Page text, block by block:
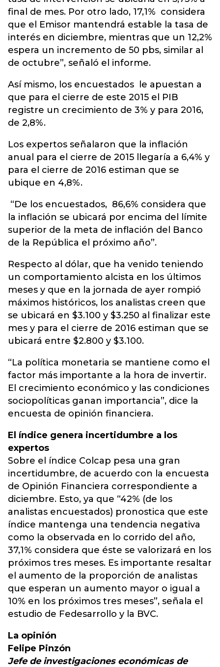
final de mes. Por otro lado, 17,1% considera
que el Emisor mantendrá estable la tasa de
interés en diciembre, mientras que un 12,2%
espera un incremento de 50 pbs, similar al
de octubre”, señaló el informe.
Así mismo, los encuestados le apuestan a
que para el cierre de este 2015 el PIB
registre un crecimiento de 3% y para 2016,
de 2,8%.
Los expertos señalaron que la inflación
anual para el cierre de 2015 llegaría a 6,4% y
para el cierre de 2016 estiman que se
ubique en 4,8%.
“De los encuestados, 86,6% considera que
la inflación se ubicará por encima del límite
superior de la meta de inflación del Banco
de la República el próximo año”.
Respecto al dólar, que ha venido teniendo
un comportamiento alcista en los últimos
meses y que en la jornada de ayer rompió
máximos históricos, los analistas creen que
se ubicará en $3.100 y $3.250 al finalizar este
mes y para el cierre de 2016 estiman que se
ubicará entre $2.800 y $3.100.
“La política monetaria se mantiene como el
factor más importante a la hora de invertir.
El crecimiento económico y las condiciones
sociopolíticas ganan importancia”, dice la
encuesta de opinión financiera.
El índice genera incertidumbre a los
expertos
Sobre el índice Colcap pesa una gran
incertidumbre, de acuerdo con la encuesta
de Opinión Financiera correspondiente a
diciembre. Esto, ya que “42% (de los
analistas encuestados) pronostica que este
índice mantenga una tendencia negativa
como la observada en lo corrido del año,
37,1% considera que éste se valorizará en los
próximos tres meses. Es importante resaltar
el aumento de la proporción de analistas
que esperan un aumento mayor o igual a
10% en los próximos tres meses”, señala el
estudio de Fedesarrollo y la BVC.
La opinión
Felipe Pinzón
Jefe de investigaciones económicas de